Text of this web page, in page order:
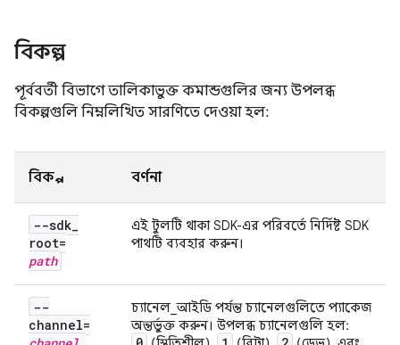
বিকল্প
পূর্ববর্তী বিভাগে তালিকাভুক্ত কমান্ডগুলির জন্য উপলব্ধ
বিকল্পগুলি নিম্নলিখিত সারণিতে দেওয়া হল:
বিকল্প বর্ণনা
--sdk_
root=
path
এই টুলটি থাকা SDK-এর পরিবর্তে নির্দিষ্ট SDK
পাথটি ব্যবহার করুন।
--
channel=
চ্যানেল_আইডি পর্যন্ত চ্যানেলগুলিতে প্যাকেজ
অন্তর্ভুক্ত করুন। উপলব্ধ চ্যানেলগুলি হল: